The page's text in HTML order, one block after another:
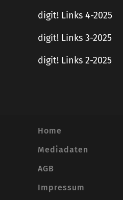
digit! Links 4-2025
digit! Links 3-2025
digit! Links 2-2025
Home
Mediadaten
AGB
Impressum